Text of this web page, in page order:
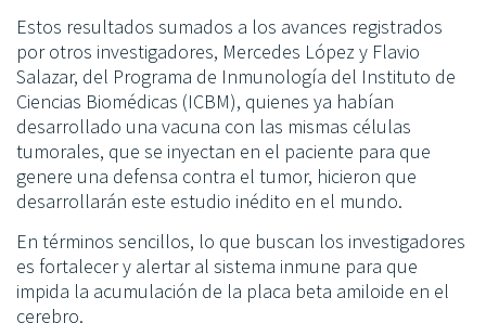
Estos resultados sumados a los avances registrados
por otros investigadores, Mercedes López y Flavio
Salazar, del Programa de Inmunología del Instituto de
Ciencias Biomédicas (ICBM), quienes ya habían
desarrollado una vacuna con las mismas células
tumorales, que se inyectan en el paciente para que
genere una defensa contra el tumor, hicieron que
desarrollarán este estudio inédito en el mundo.
En términos sencillos, lo que buscan los investigadores
es fortalecer y alertar al sistema inmune para que
impida la acumulación de la placa beta amiloide en el
cerebro.